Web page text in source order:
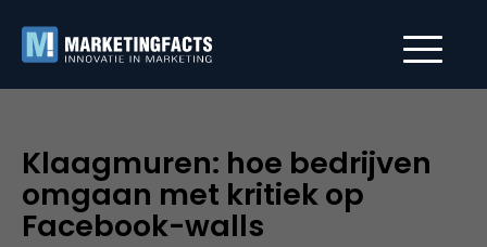
Klaagmuren: hoe bedrijven
omgaan met kritiek op
Facebook-walls